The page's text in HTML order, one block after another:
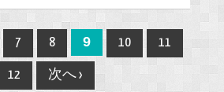
7 8 9 10 11
12 次へ ›